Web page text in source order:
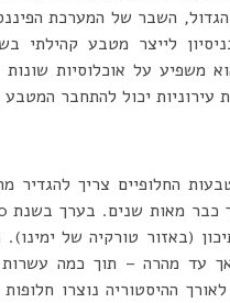
השבר של המערכת
לייצר מטבע קהילתי
משפיע על אוכלוסיות
יכול להתחבר המטבע
החלופיים צריך להגדיר
(באזור טורקיה של
אך עד מהרה – תוך כמה
ההיסטוריה נוצרו